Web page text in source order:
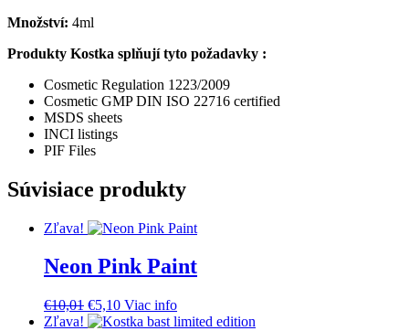
Množství: 4ml
Produkty Kostka splňují tyto požadavky :
Cosmetic Regulation 1223/2009
Cosmetic GMP DIN ISO 22716 certified
MSDS sheets
INCI listings
PIF Files
Súvisiace produkty
Zľava!
Neon Pink Paint
€10,01 Pôvodná
cena
€5,10Aktuálna
cena
Viac info
Zľava!